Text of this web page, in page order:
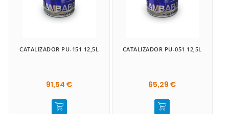
CATALIZADOR PU-151 12,5L
91,54 €
CATALIZADOR PU-051 12,5L
65,29 €